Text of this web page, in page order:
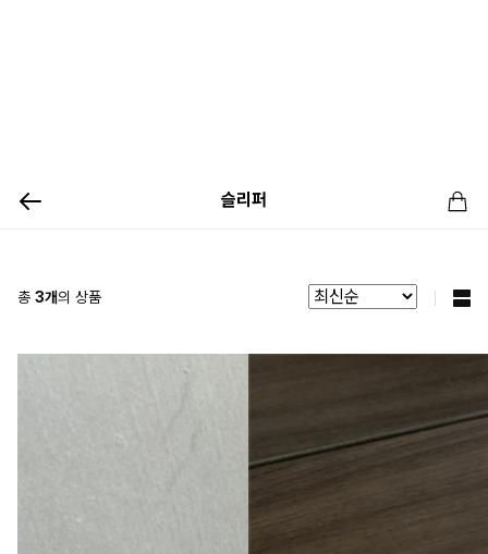
슬리퍼
총 3개의 상품